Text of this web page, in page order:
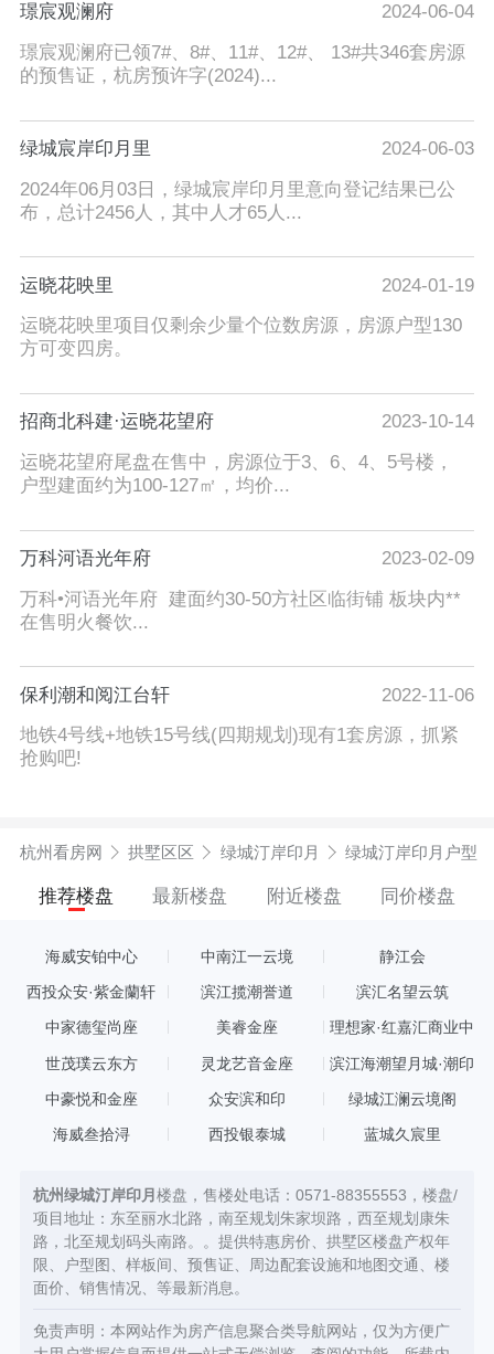
璟宸观澜府
2024-06-04
璟宸观澜府已领7#、8#、11#、12#、 13#共346套房源
的预售证，杭房预许字(2024)...
绿城宸岸印月里
2024-06-03
2024年06月03日，绿城宸岸印月里意向登记结果已公
布，总计2456人，其中人才65人...
运晓花映里
2024-01-19
运晓花映里项目仅剩余少量个位数房源，房源户型130
方可变四房。
招商北科建·运晓花望府
2023-10-14
运晓花望府尾盘在售中，房源位于3、6、4、5号楼，
户型建面约为100-127㎡，均价...
万科河语光年府
2023-02-09
万科•河语光年府 建面约30-50方社区临街铺 板块内**
在售明火餐饮...
保利潮和阅江台轩
2022-11-06
地铁4号线+地铁15号线(四期规划)现有1套房源，抓紧
抢购吧!
杭州看房网 拱墅区区 绿城汀岸印月 绿城汀岸印月户型
推荐楼盘 最新楼盘 附近楼盘 同价楼盘
海威安铂中心 中南江一云境 静江会
西投众安·紫金蘭轩 滨江揽潮誉道 滨汇名望云筑
中家德玺尚座 美睿金座
理想家·红嘉汇商业中
世茂璞云东方 灵龙艺音金座 滨江海潮望月城·潮印
中豪悦和金座 众安滨和印 绿城江澜云境阁
海威叁拾浔 西投银泰城 蓝城久宸里
杭州绿城汀岸印月 楼盘，售楼处电话：0571-88355553，楼盘/
项目地址：东至丽水北路，南至规划朱家坝路，西至规划康朱
路，北至规划码头南路。。提供特惠房价、拱墅区楼盘产权年
限、户型图、样板间、预售证、周边配套设施和地图交通、楼
面价、销售情况、等最新消息。
免责声明：本网站作为房产信息聚合类导航网站，仅为方便广